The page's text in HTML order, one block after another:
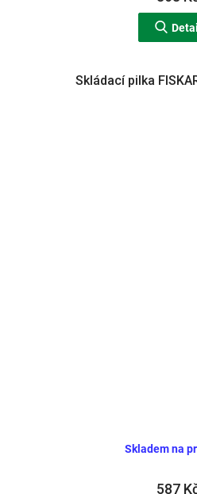
Detail
Skládací pilka
Skladem na
587